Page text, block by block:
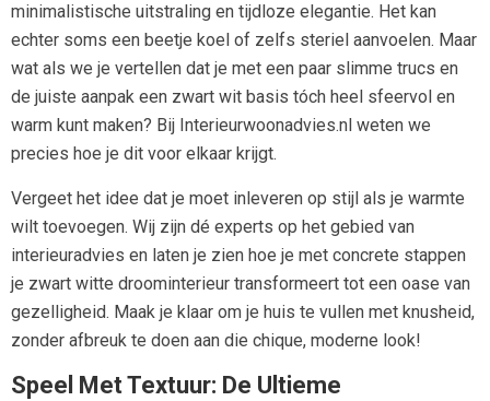
minimalistische uitstraling en tijdloze elegantie. Het kan
echter soms een beetje koel of zelfs steriel aanvoelen. Maar
wat als we je vertellen dat je met een paar slimme trucs en
de juiste aanpak een zwart wit basis tóch heel sfeervol en
warm kunt maken? Bij Interieurwoonadvies.nl weten we
precies hoe je dit voor elkaar krijgt.
Vergeet het idee dat je moet inleveren op stijl als je warmte
wilt toevoegen. Wij zijn dé experts op het gebied van
interieuradvies en laten je zien hoe je met concrete stappen
je zwart witte droominterieur transformeert tot een oase van
gezelligheid. Maak je klaar om je huis te vullen met knusheid,
zonder afbreuk te doen aan die chique, moderne look!
Speel Met Textuur: De Ultieme